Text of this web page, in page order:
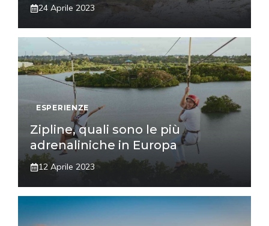
24 Aprile 2023
ESPERIENZE
Zipline, quali sono le più
adrenaliniche in Europa
12 Aprile 2023